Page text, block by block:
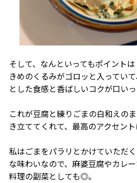
そして、なんといってもポイント
きめのくるみがゴロッと入ってい
とした食感と香ばしいコクが口いっ
これが豆腐と練りごまの白和えの
き立ててくれて、最高のアクセン
私はごまをパラリとかけていただ
な味わいなので、麻婆豆腐やカレ
料理の副菜としても◎。